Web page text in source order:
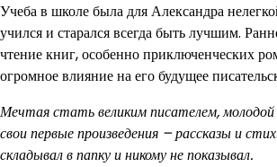
Учеба в школе была для Александра
учился и старался всегда быть лучшим.
чтение книг, особенно приключенческих
огромное влияние на его будущее
Мечтая стать великим писателем,
свои первые произведения – рассказы и
складывал в папку и никому не показывал.